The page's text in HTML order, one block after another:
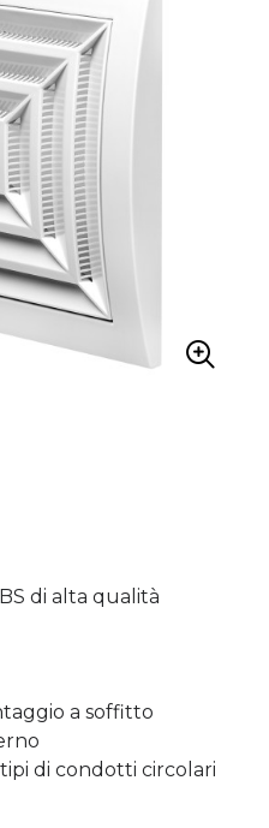
di alta qualità
a soffitto
di condotti circolari